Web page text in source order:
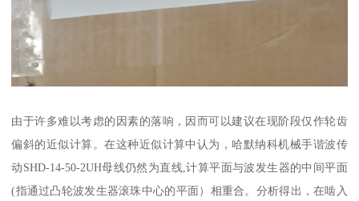
由于许多难以考虑的因素的落响，因而可以建议在现阶段仅作轮齿
偏斜的近似计算。在这种近似计算中认为，哈默纳科机械手谐波传
动SHD-14-50-2UH母线仍然为直线,计算平面与波发生器的中间平面
(指通过凸轮波发生器滚珠中心的平面）相重合。分析得出，在啮入